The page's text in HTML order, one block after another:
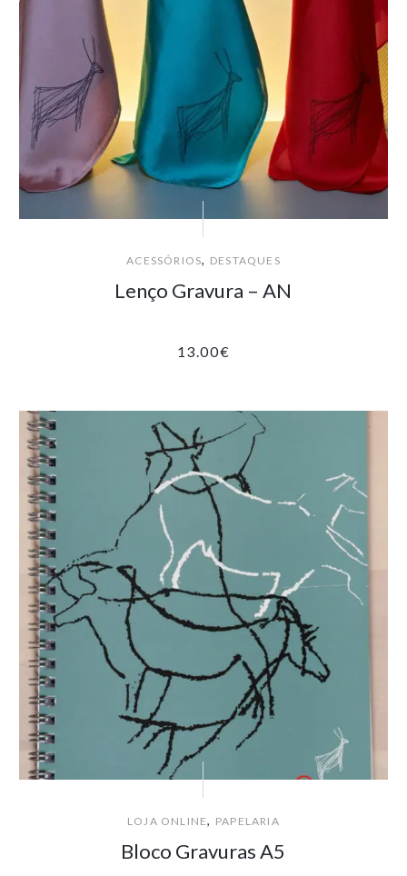
ACESSÓRIOS, DESTAQUES
Lenço Gravura – AN
13.00€
LOJA ONLINE, PAPELARIA
Bloco Gravuras A5